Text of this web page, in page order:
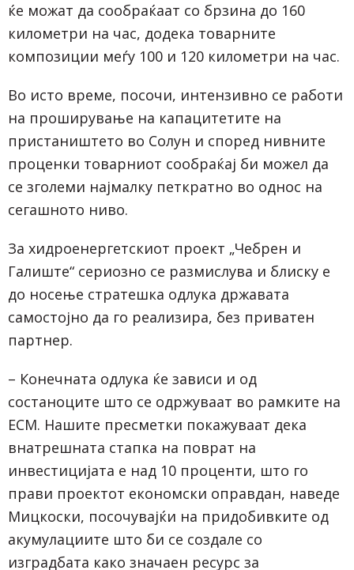
ќе можат да сообраќаат со брзина до 160
километри на час, додека товарните
композиции меѓу 100 и 120 километри на час.
Во исто време, посочи, интензивно се работи
на проширување на капацитетите на
пристаништето во Солун и според нивните
проценки товарниот сообраќај би можел да
се зголеми најмалку петкратно во однос на
сегашното ниво.
За хидроенергетскиот проект „Чебрен и
Галиште“ сериозно се размислува и блиску е
до носење стратешка одлука државата
самостојно да го реализира, без приватен
партнер.
– Конечната одлука ќе зависи и од
состаноците што се одржуваат во рамките на
ЕСМ. Нашите пресметки покажуваат дека
внатрешната стапка на поврат на
инвестицијата е над 10 проценти, што го
прави проектот економски оправдан, наведе
Мицкоски, посочувајќи на придобивките од
акумулациите што би се создале со
изградбата како значаен ресурс за